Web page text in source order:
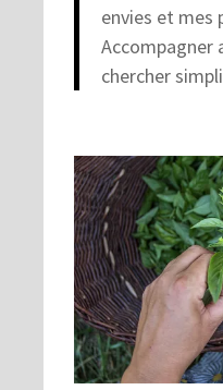
envies et mes
Accompagner
chercher